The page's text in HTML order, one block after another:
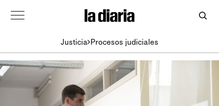
Justicia Procesos judiciales